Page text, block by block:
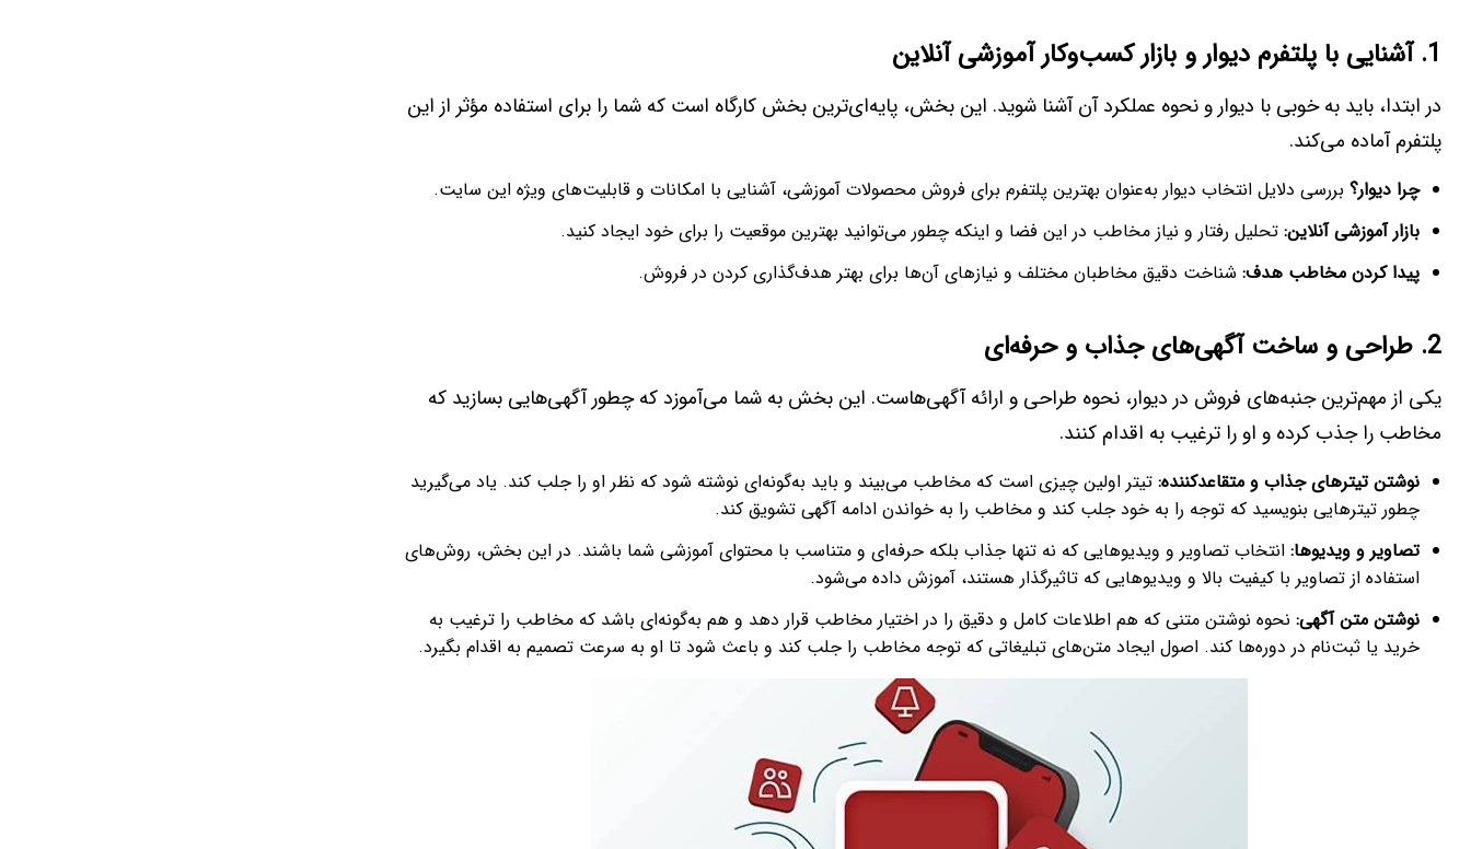
1. آشنایی با پلتفرم دیوار و بازار کسب‌وکار آموزشی آنلاین
در ابتدا، باید به خوبی با دیوار و نحوه عملکرد آن آشنا شوید. این بخش، پایه‌ای‌ترین بخش کارگاه است که شما را برای استفاده مؤثر از این
پلتفرم آماده می‌کند.
چرا دیوار؟ بررسی دلایل انتخاب دیوار به‌عنوان بهترین پلتفرم برای فروش محصولات آموزشی، آشنایی با امکانات و قابلیت‌های ویژه این سایت.
بازار آموزشی آنلاین: تحلیل رفتار و نیاز مخاطب در این فضا و اینکه چطور می‌توانید بهترین موقعیت را برای خود ایجاد کنید.
پیدا کردن مخاطب هدف: شناخت دقیق مخاطبان مختلف و نیازهای آن‌ها برای بهتر هدف‌گذاری کردن در فروش.
2. طراحی و ساخت آگهی‌های جذاب و حرفه‌ای
یکی از مهم‌ترین جنبه‌های فروش در دیوار، نحوه طراحی و ارائه آگهی‌هاست. این بخش به شما می‌آموزد که چطور آگهی‌هایی بسازید که
مخاطب را جذب کرده و او را ترغیب به اقدام کنند.
نوشتن تیترهای جذاب و متقاعدکننده: تیتر اولین چیزی است که مخاطب می‌بیند و باید به‌گونه‌ای نوشته شود که نظر او را جلب کند. یاد می‌گیرید
چطور تیترهایی بنویسید که توجه را به خود جلب کند و مخاطب را به خواندن ادامه آگهی تشویق کند.
تصاویر و ویدیوها: انتخاب تصاویر و ویدیوهایی که نه تنها جذاب بلکه حرفه‌ای و متناسب با محتوای آموزشی شما باشند. در این بخش، روش‌های
استفاده از تصاویر با کیفیت بالا و ویدیوهایی که تاثیرگذار هستند، آموزش داده می‌شود.
نوشتن متن آگهی: نحوه نوشتن متنی که هم اطلاعات کامل و دقیق را در اختیار مخاطب قرار دهد و هم به‌گونه‌ای باشد که مخاطب را ترغیب به
خرید یا ثبت‌نام در دوره‌ها کند. اصول ایجاد متن‌های تبلیغاتی که توجه مخاطب را جلب کند و باعث شود تا او به سرعت تصمیم به اقدام بگیرد.